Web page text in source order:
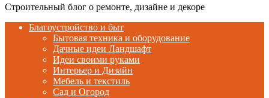
Строительный блог о ремонте, дизайне и декоре
Благоустройство и быт
Бытовая техника и оборудование
Дачные идеи Ландшафт
Идеи своими руками
Интерьер и Дизайн
Мебель и текстиль
Сад и Огород